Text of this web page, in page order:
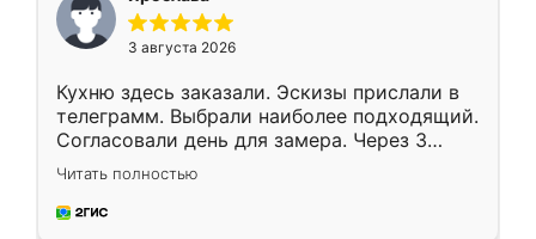
3 августа 2026
Кухню здесь заказали. Эскизы прислали в
телеграмм. Выбрали наиболее подходящий.
Согласовали день для замера. Через 3
недели кухня была уже готова. Остались
довольны работой. Спасибо Ренессанс
мебель за качественную работу!
Читать полностью